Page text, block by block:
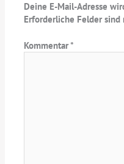
Deine E-Mail-Adresse
Erforderliche Felder
Kommentar*